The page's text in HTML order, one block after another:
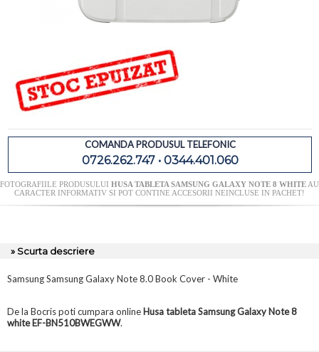
COMANDA PRODUSUL TELEFONIC
0726.262.747 • 0344.401.060
FOTOGRAFIILE PRODUSULUI HUSA TABLETA SAMSUNG GALAXY NOTE 8 WHITEAU
CARACTER INFORMATIV SI POT CONTINE ACCESORII NEINCLUSE IN PACHET!
» Scurta descriere
Samsung Samsung Galaxy Note 8.0 Book Cover - White
De la Bocris poti cumpara online Husa tableta Samsung Galaxy Note 8
white EF-BN510BWEGWW.